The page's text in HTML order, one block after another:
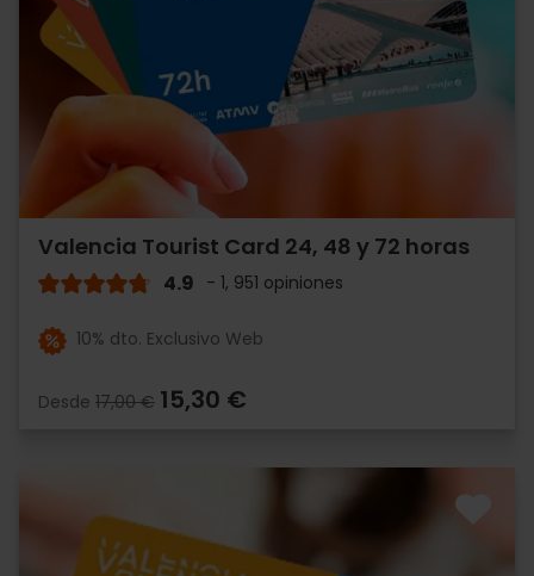
Valencia Tourist Card 24, 48 y 72 horas
4.9 - 1, 951 opiniones
10% dto. Exclusivo Web
Desde 17,00 € 15,30 €